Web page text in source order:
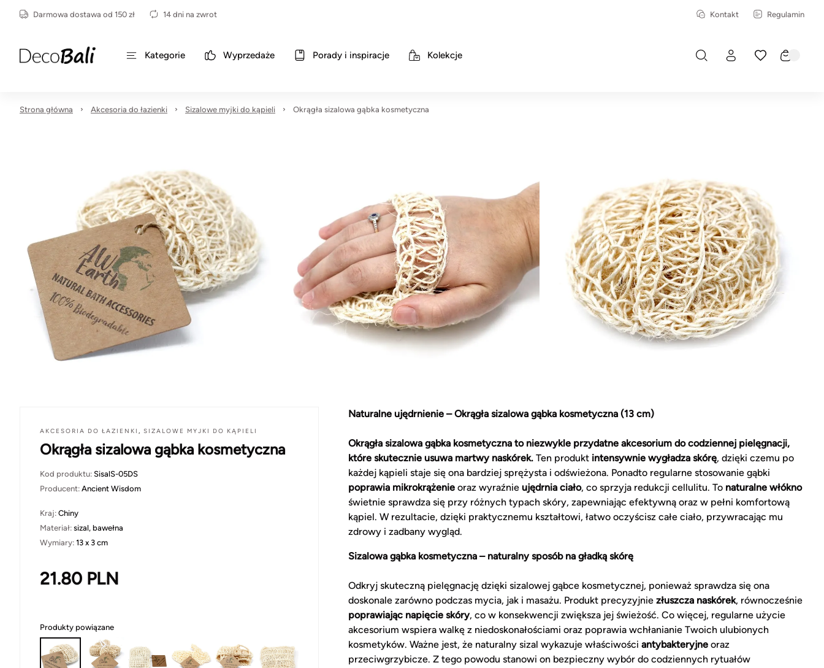
Darmowa dostawa od 150 zł 14 dni na zwrot Kontakt Regulamin
Kategorie Wyprzedaże Porady i inspiracje Kolekcje
Strona główna Akcesoria do łazienki Sizalowe myjki do kąpieli Okrągła sizalowa gąbka kosmetyczna
AKCESORIA DO ŁAZIENKI , SIZALOWE MYJKI DO KĄPIELI
Okrągła sizalowa gąbka kosmetyczna
Kod produktu: SisalS-05DS
Producent: Ancient Wisdom
Kraj: Chiny
Materiał: sizal, bawełna
Wymiary: 13 x 3 cm
21.80 PLN
Produkty powiązane
Naturalne ujędrnienie – Okrągła sizalowa gąbka kosmetyczna (13 cm)
Okrągła sizalowa gąbka kosmetyczna to niezwykle przydatne akcesorium do codziennej pielęgnacji,
które skutecznie usuwa martwy naskórek. Ten produkt intensywnie wygładza skórę, dzięki czemu po
każdej kąpieli staje się ona bardziej sprężysta i odświeżona. Ponadto regularne stosowanie gąbki
poprawia mikrokrążenie oraz wyraźnie ujędrnia ciało, co sprzyja redukcji cellulitu. To naturalne włókno
świetnie sprawdza się przy różnych typach skóry, zapewniając efektywną oraz w pełni komfortową
kąpiel. W rezultacie, dzięki praktycznemu kształtowi, łatwo oczyścisz całe ciało, przywracając mu
zdrowy i zadbany wygląd.
Sizalowa gąbka kosmetyczna – naturalny sposób na gładką skórę
Odkryj skuteczną pielęgnację dzięki sizalowej gąbce kosmetycznej, ponieważ sprawdza się ona
doskonale zarówno podczas mycia, jak i masażu. Produkt precyzyjnie złuszcza naskórek, równocześnie
poprawiając napięcie skóry, co w konsekwencji zwiększa jej świeżość. Co więcej, regularne użycie
akcesorium wspiera walkę z niedoskonałościami oraz poprawia wchłanianie Twoich ulubionych
kosmetyków. Ważne jest, że naturalny sizal wykazuje właściwości antybakteryjne oraz
przeciwgrzybicze. Z tego powodu stanowi on bezpieczny wybór do codziennych rytuałów